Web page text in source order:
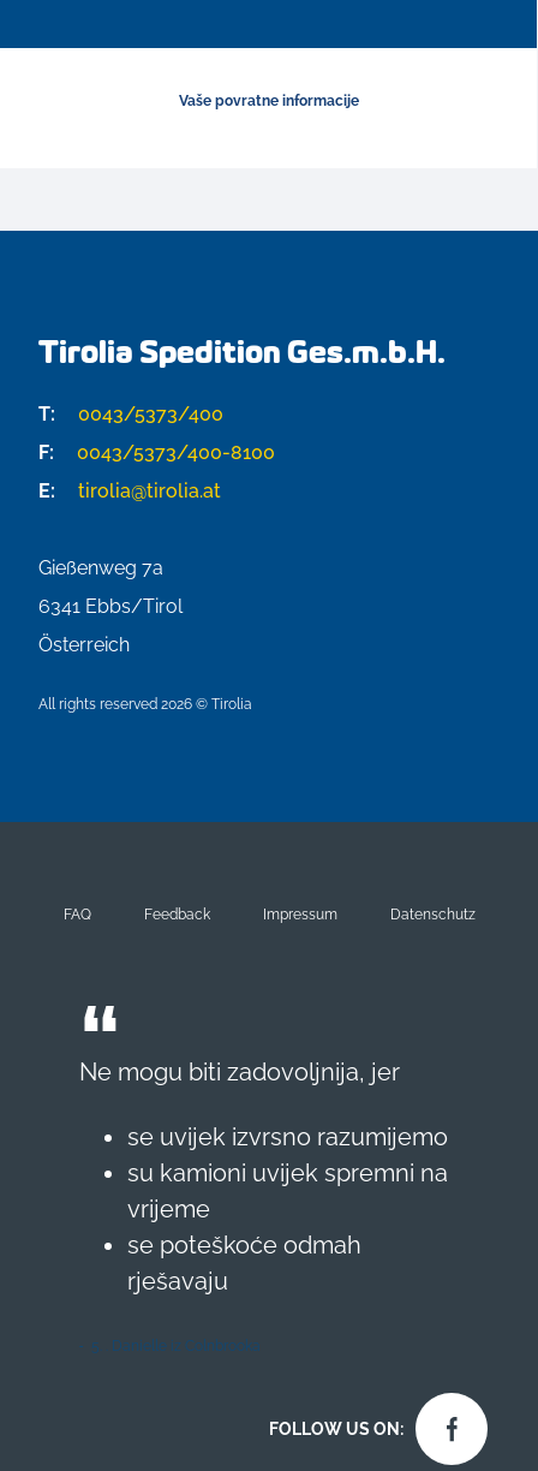
Vaše povratne informacije
Tirolia Spedition Ges.m.b.H.
T:
0043/5373/400
F:
0043/5373/400-8100
E:
tirolia@tirolia.at
Gießenweg 7a
6341 Ebbs/Tirol
Österreich
All rights reserved 2026 © Tirolia
FAQ Feedback Impressum Datenschutz
Ne mogu biti zadovoljnija, jer
se uvijek izvrsno razumijemo
su kamioni uvijek spremni na
vrijeme
se poteškoće odmah
rješavaju
5. . Danielle iz Colnbrooka
FOLLOW US ON: